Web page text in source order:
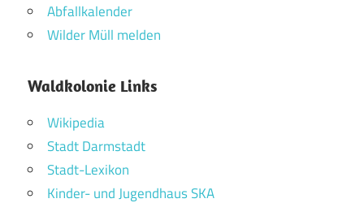
Abfallkalender
Wilder Müll melden
Waldkolonie Links
Wikipedia
Stadt Darmstadt
Stadt-Lexikon
Kinder- und Jugendhaus SKA